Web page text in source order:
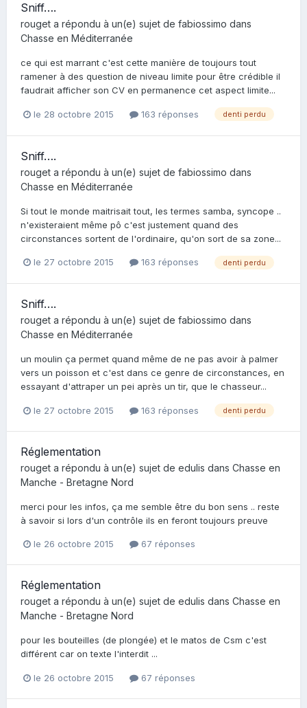
Sniff….
rouget a répondu à un(e) sujet de fabiossimo dans
Chasse en Méditerranée
ce qui est marrant c'est cette manière de toujours tout
ramener à des question de niveau limite pour être crédible il
faudrait afficher son CV en permanence cet aspect limite...
le 28 octobre 2015 163 réponses denti perdu
Sniff….
rouget a répondu à un(e) sujet de fabiossimo dans
Chasse en Méditerranée
Si tout le monde maitrisait tout, les termes samba, syncope ..
n'existeraient même pô c'est justement quand des
circonstances sortent de l'ordinaire, qu'on sort de sa zone...
le 27 octobre 2015 163 réponses denti perdu
Sniff….
rouget a répondu à un(e) sujet de fabiossimo dans
Chasse en Méditerranée
un moulin ça permet quand même de ne pas avoir à palmer
vers un poisson et c'est dans ce genre de circonstances, en
essayant d'attraper un pei après un tir, que le chasseur...
le 27 octobre 2015 163 réponses denti perdu
Réglementation
rouget a répondu à un(e) sujet de edulis dans Chasse en
Manche - Bretagne Nord
merci pour les infos, ça me semble être du bon sens .. reste
à savoir si lors d'un contrôle ils en feront toujours preuve
le 26 octobre 2015 67 réponses
Réglementation
rouget a répondu à un(e) sujet de edulis dans Chasse en
Manche - Bretagne Nord
pour les bouteilles (de plongée) et le matos de Csm c'est
différent car on texte l'interdit ...
le 26 octobre 2015 67 réponses